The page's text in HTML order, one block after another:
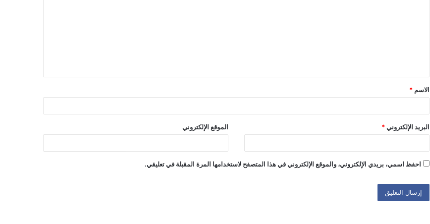
ق
*
الاسم *
البريد الإلكتروني * الموقع الإلكتروني
احفظ اسمي، بريدي الإلكتروني، والموقع الإلكتروني في هذا المتصفح لاستخدامها المرة المقبلة في تعليقي.